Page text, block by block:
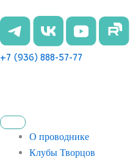
к
содержимому
+7 (936) 888-57-77
О проводнике
Клубы Творцов